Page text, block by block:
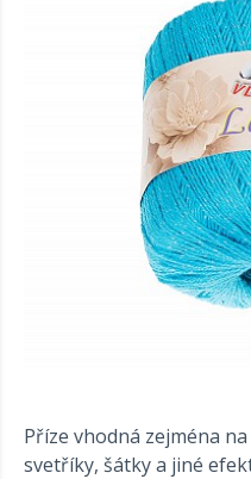
Příze vhodná zejména
svetříky, šátky a jiné